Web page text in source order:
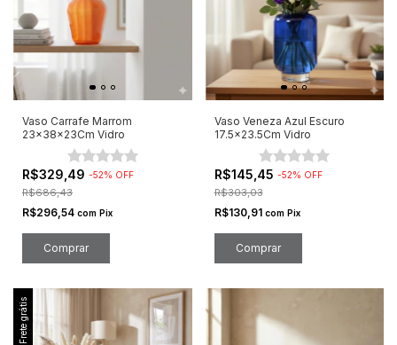
Vaso Carrafe Marrom
23x38x23Cm Vidro
R$329,49 -52% OFF
R$686,43
R$296,54 com Pix
Vaso Veneza Azul Escuro
17.5x23.5Cm Vidro
R$145,45 -52% OFF
R$303,03
R$130,91 com Pix
Frete grátis